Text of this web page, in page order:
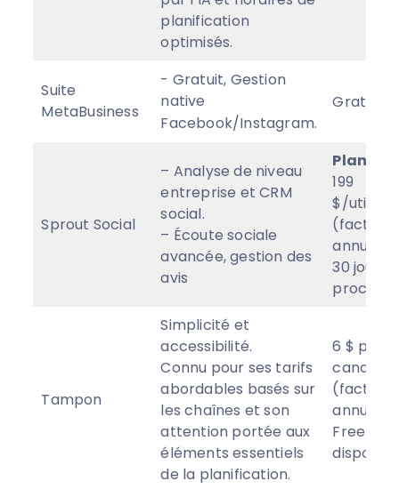
planification
optimisés.
Suite
MetaBusiness
- Gratuit, Gestion
native
Facebook/Instagram.
Gratuit
Sprout Social
– Analyse de niveau
entreprise et CRM
social.
– Écoute sociale
avancée, gestion des
avis
Plan
199
$/
(facturé
30 jours
procès.
Tampon
Simplicité et
accessibilité.
Connu pour ses tarifs
abordables basés sur
les chaînes et son
attention portée aux
éléments essentiels
de la planification.
6 $ par
canal
(facturé
Free